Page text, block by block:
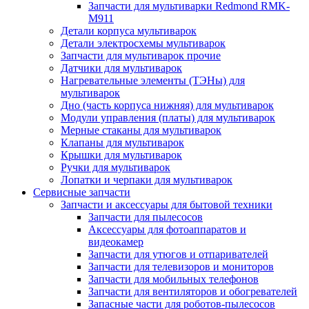
Запчасти для мультиварки Redmond RMK-
M911
Детали корпуса мультиварок
Детали электросхемы мультиварок
Запчасти для мультиварок прочие
Датчики для мультиварок
Нагревательные элементы (ТЭНы) для
мультиварок
Дно (часть корпуса нижняя) для мультиварок
Модули управления (платы) для мультиварок
Мерные стаканы для мультиварок
Клапаны для мультиварок
Крышки для мультиварок
Ручки для мультиварок
Лопатки и черпаки для мультиварок
Сервисные запчасти
Запчасти и аксессуары для бытовой техники
Запчасти для пылесосов
Аксессуары для фотоаппаратов и
видеокамер
Запчасти для утюгов и отпаривателей
Запчасти для телевизоров и мониторов
Запчасти для мобильных телефонов
Запчасти для вентиляторов и обогревателей
Запасные части для роботов-пылесосов